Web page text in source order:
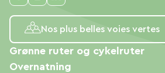
Nos plus belles voies vertes
Grønne ruter og cykelruter
Overnatning